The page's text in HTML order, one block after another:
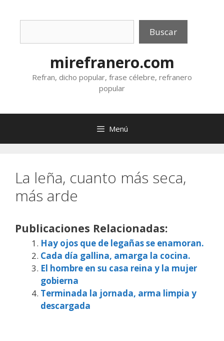
Buscar
mirefranero.com
Refran, dicho popular, frase célebre, refranero
popular
Menú
La leña, cuanto más seca,
más arde
Publicaciones Relacionadas:
Hay ojos que de legañas se enamoran.
Cada día gallina, amarga la cocina.
El hombre en su casa reina y la mujer
gobierna
Terminada la jornada, arma limpia y
descargada